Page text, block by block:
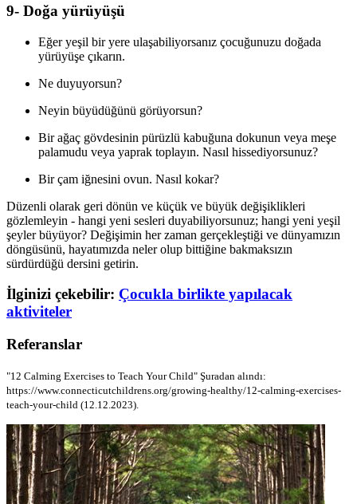
9- Doğa yürüyüşü
Eğer yeşil bir yere ulaşabiliyorsanız çocuğunuzu doğada
yürüyüşe çıkarın.
Ne duyuyorsun?
Neyin büyüdüğünü görüyorsun?
Bir ağaç gövdesinin pürüzlü kabuğuna dokunun veya meşe
palamudu veya yaprak toplayın. Nasıl hissediyorsunuz?
Bir çam iğnesini ovun. Nasıl kokar?
Düzenli olarak geri dönün ve küçük ve büyük değişiklikleri
gözlemleyin - hangi yeni sesleri duyabiliyorsunuz; hangi yeni yeşil
şeyler büyüyor? Değişimin her zaman gerçekleştiği ve dünyamızın
döngüsünü, hayatımızda neler olup bittiğine bakmaksızın
sürdürdüğü dersini getirin.
İlginizi çekebilir: Çocukla birlikte yapılacak
aktiviteler
Referanslar
"12 Calming Exercises to Teach Your Child" Şuradan alındı:
https://www.connecticutchildrens.org/growing-healthy/12-calming-exercises-
teach-your-child (12.12.2023).